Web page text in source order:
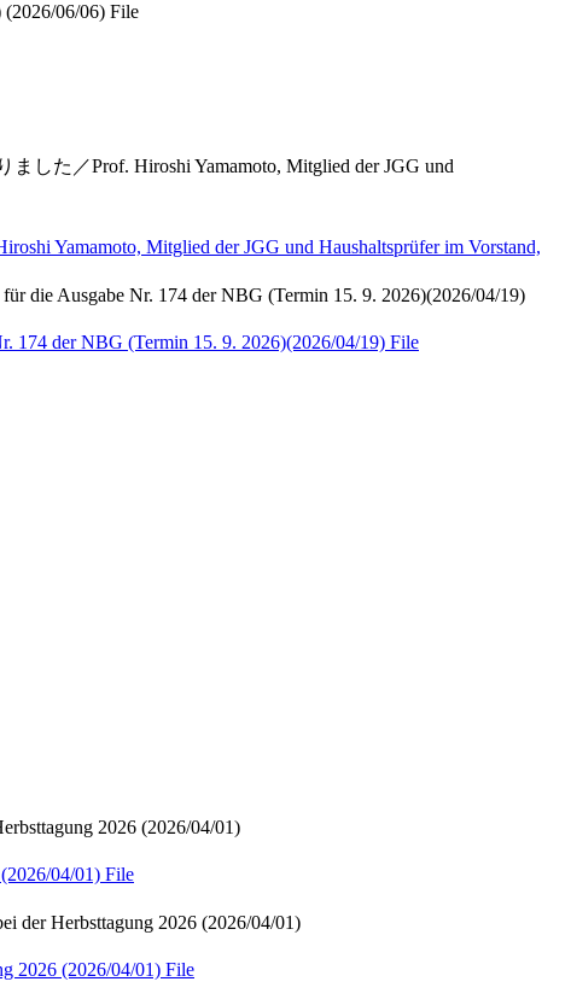
06/06) File
した／Prof. Hiroshi Yamamoto, Mitglied der JGG und
Yamamoto, Mitglied der JGG und Haushaltsprüfer im Vorstand,
die Ausgabe Nr. 174 der NBG (Termin 15. 9. 2026)(2026/04/19)
der NBG (Termin 15. 9. 2026)(2026/04/19) File
2026 (2026/04/01)
04/01) File
Herbsttagung 2026 (2026/04/01)
2026 (2026/04/01) File